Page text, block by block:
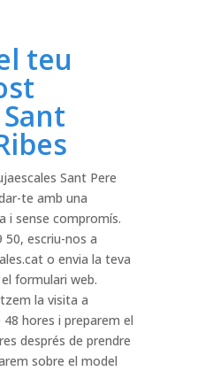
teu
Sant Pere
te amb una
i sense compromís.
50, escriu-nos a
o envia la teva
formulari web.
la visita a
hores i preparem el
després de prendre
sobre el model